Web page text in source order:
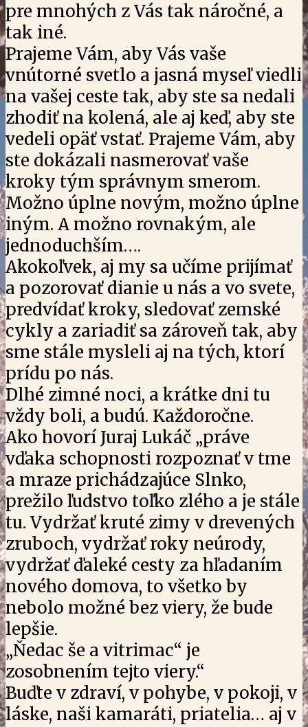
pre mnohých z Vás tak náročné, a
tak iné.
Prajeme Vám, aby Vás vaše
vnútorné svetlo a jasná myseľ viedli
na vašej ceste tak, aby ste sa nedali
zhodiť na kolená, ale aj keď, aby ste
vedeli opäť vstať. Prajeme Vám, aby
ste dokázali nasmerovať vaše
kroky tým správnym smerom.
Možno úplne novým, možno úplne
iným. A možno rovnakým, ale
jednoduchším….
Akokoľvek, aj my sa učíme prijímať
a pozorovať dianie u nás a vo svete,
predvídať kroky, sledovať zemské
cykly a zariadiť sa zároveň tak, aby
sme stále mysleli aj na tých, ktorí
prídu po nás.
Dlhé zimné noci, a krátke dni tu
vždy boli, a budú. Každoročne.
Ako hovorí Juraj Lukáč „práve
vďaka schopnosti rozpoznať v tme
a mraze prichádzajúce Slnko,
prežilo ľudstvo toľko zlého a je stále
tu. Vydržať kruté zimy v drevených
zruboch, vydržať roky neúrody,
vydržať ďaleké cesty za hľadaním
nového domova, to všetko by
nebolo možné bez viery, že bude
lepšie.
„Ňedac še a vitrimac“ je
zosobnením tejto viery.“
Buďte v zdraví, v pohybe, v pokoji, v
láske, naši kamaráti, priatelia… aj v